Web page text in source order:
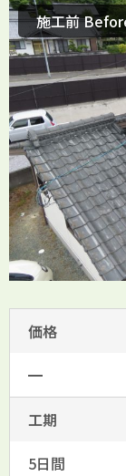
施工前
価格
━
工期
5日間